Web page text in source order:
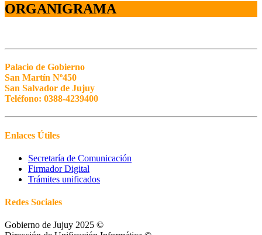
ORGANIGRAMA
Palacio de Gobierno
San Martín Nº450
San Salvador de Jujuy
Teléfono: 0388-4239400
Enlaces Útiles
Secretaría de Comunicación
Firmador Digital
Trámites unificados
Redes Sociales
Gobierno de Jujuy 2025 ©